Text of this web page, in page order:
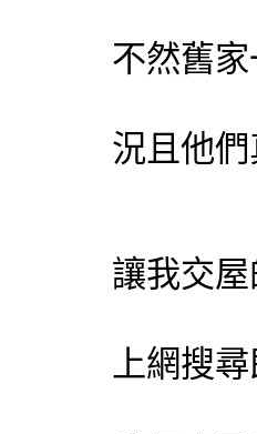
不然舊
況且他
讓我交
上網搜